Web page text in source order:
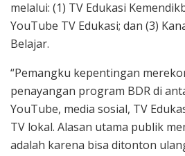
melalui: (1) TV Edukasi
YouTube TV Edukasi; dan (3)
Belajar.
“Pemangku kepentingan
penayangan program BDR di
YouTube, media sosial, TV
TV lokal. Alasan utama publik
adalah karena bisa ditonton